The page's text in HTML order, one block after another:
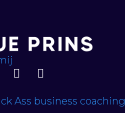
Ass business coaching